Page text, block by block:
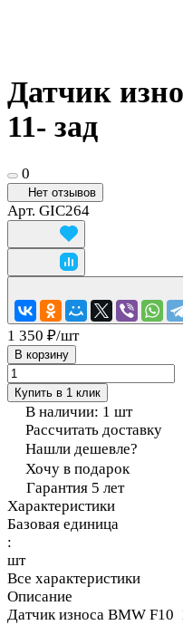
Датчик
11- зад
0
Нет отзывов
Арт. GIC264
1 350 ₽/шт
В корзину
Купить в 1 клик
В наличии: 1 шт
Рассчитать доставку
Нашли дешевле?
Хочу в подарок
Гарантия 5 лет
Характеристики
Базовая единица
:
шт
Все характеристики
Описание
Датчик износа BMW F10